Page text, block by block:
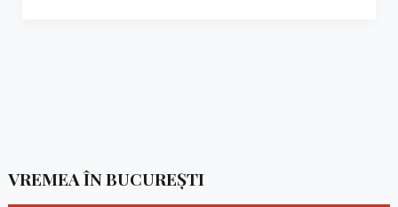
VREMEA ÎN BUCUREȘTI